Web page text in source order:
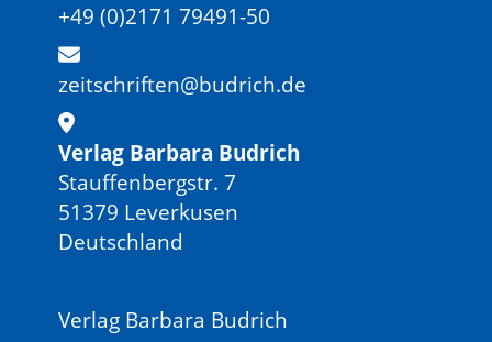
+49 (0)2171 79491-50
zeitschriften@budrich.de
Verlag Barbara Budrich
Stauffenbergstr. 7
51379 Leverkusen
Deutschland
Verlag Barbara Budrich